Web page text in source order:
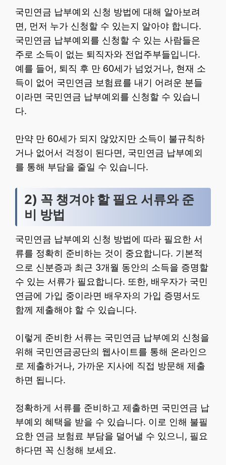
국민연금 납부예외 신청 방법에 대해 알아보려
면, 먼저 누가 신청할 수 있는지 알아야 합니다.
국민연금 납부예외를 신청할 수 있는 사람들은
주로 소득이 없는 퇴직자와 전업주부들입니다.
예를 들어, 퇴직 후 만 60세가 넘었거나, 현재 소
득이 없어 국민연금 보험료를 내기 어려운 분들
이라면 국민연금 납부예외를 신청할 수 있습니
다.
만약 만 60세가 되지 않았지만 소득이 불규칙하
거나 없어서 걱정이 된다면, 국민연금 납부예외
를 통해 부담을 줄일 수 있습니다.
2) 꼭 챙겨야 할 필요 서류와 준
비 방법
국민연금 납부예외 신청 방법에 따라 필요한 서
류를 정확히 준비하는 것이 중요합니다. 기본적
으로 신분증과 최근 3개월 동안의 소득을 증명할
수 있는 서류가 필요합니다. 또한, 배우자가 국민
연금에 가입 중이라면 배우자의 가입 증명서도
함께 제출해야 할 수 있습니다.
이렇게 준비한 서류는 국민연금 납부예외 신청을
위해 국민연금공단의 웹사이트를 통해 온라인으
로 제출하거나, 가까운 지사에 직접 방문해 제출
하면 됩니다.
정확하게 서류를 준비하고 제출하면 국민연금 납
부예외 혜택을 받을 수 있습니다. 이로 인해 불필
요한 연금 보험료 부담을 덜어낼 수 있으니, 필요
하다면 꼭 신청해 보세요.